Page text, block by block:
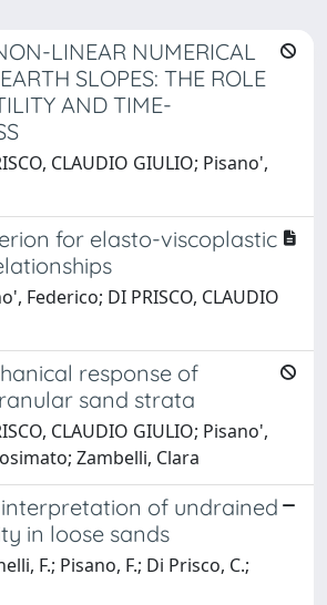
LINEAR NUMERICAL
SLOPES: THE ROLE
AND TIME-
CLAUDIO GIULIO; Pisano',
for elasto-viscoplastic
Federico; DI PRISCO, CLAUDIO
response of
sand strata
CLAUDIO GIULIO; Pisano',
Zambelli, Clara
of undrained
in loose sands
F.; Pisano, F.; Di Prisco, C.;